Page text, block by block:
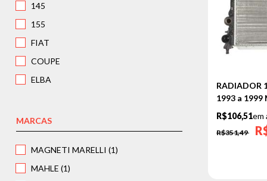
145
155
FIAT
COUPE
ELBA
PREMIO
SIENA
STRADA
TEMPRA
MARCAS
MAGNETI MARELLI (1)
MAHLE (1)
RADIADOR
1993 a 1999
R$106,51em
R$351,49